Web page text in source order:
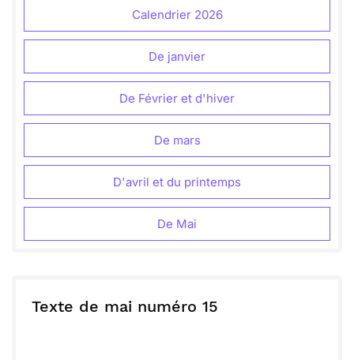
Calendrier 2026
De janvier
De Février et d'hiver
De mars
D'avril et du printemps
De Mai
Texte de mai numéro 15